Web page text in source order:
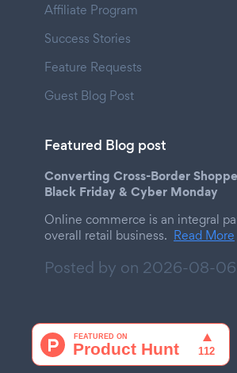
Affiliate Program
Success Stories
Feature Requests
Guest Blog Post
Featured Blog post
Converting Cross-Border
Black Friday & Cyber Monday
Online commerce is an integral
overall retail business. Read More
Posted by on 2026-08-06